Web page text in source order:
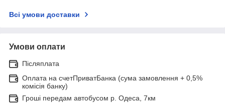
Всі умови доставки
Умови оплати
Післяплата
Оплата на счетПриватБанка (сума замовлення + 0,5%
комісія банку)
Гроші передам автобусом р. Одеса, 7км